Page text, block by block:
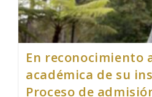
En reconocimiento
académica de su
Proceso de